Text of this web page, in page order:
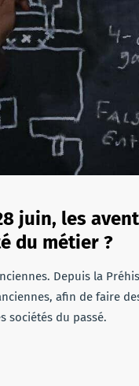
juin, les
du métier ?
Depuis la
afin de faire
sociétés du passé.